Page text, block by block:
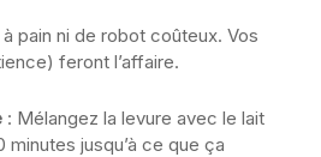
pain ni de robot coûteux. Vos
feront l’affaire.
: Mélangez la levure avec le lait
jusqu’à ce que ça